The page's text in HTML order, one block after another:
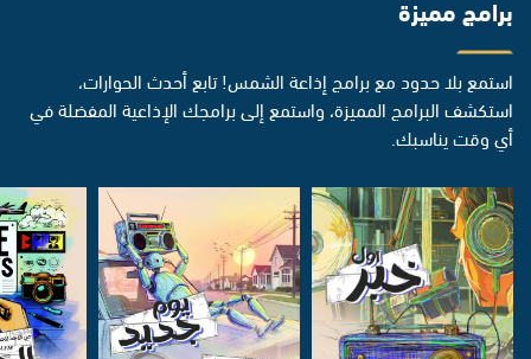
برامج مميزة
استمع بلا حدود مع برامج إذاعة الشمس! تابع أحدث الحوارات،
استكشف البرامج المميزة، واستمع إلى برامجك الإذاعية المفضلة في
أي وقت يناسبك.